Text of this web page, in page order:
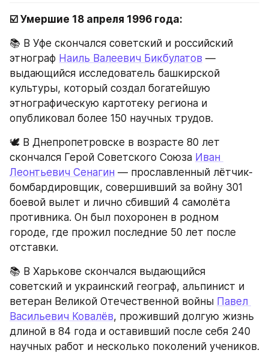
☑️ Умершие 18 апреля 1996 года:
📚 В Уфе скончался советский и российский
этнограф Наиль Валеевич Бикбулатов —
выдающийся исследователь башкирской
культуры, который создал богатейшую
этнографическую картотеку региона и
опубликовал более 150 научных трудов.
🕊️ В Днепропетровске в возрасте 80 лет
скончался Герой Советского Союза Иван
Леонтьевич Сенагин — прославленный лётчик-
бомбардировщик, совершивший за войну 301
боевой вылет и лично сбивший 4 самолёта
противника. Он был похоронен в родном
городе, где прожил последние 50 лет после
отставки.
📚 В Харькове скончался выдающийся
советский и украинский географ, альпинист и
ветеран Великой Отечественной войны Павел
Васильевич Ковалёв, проживший долгую жизнь
длиной в 84 года и оставивший после себя 240
научных работ и несколько поколений учеников.